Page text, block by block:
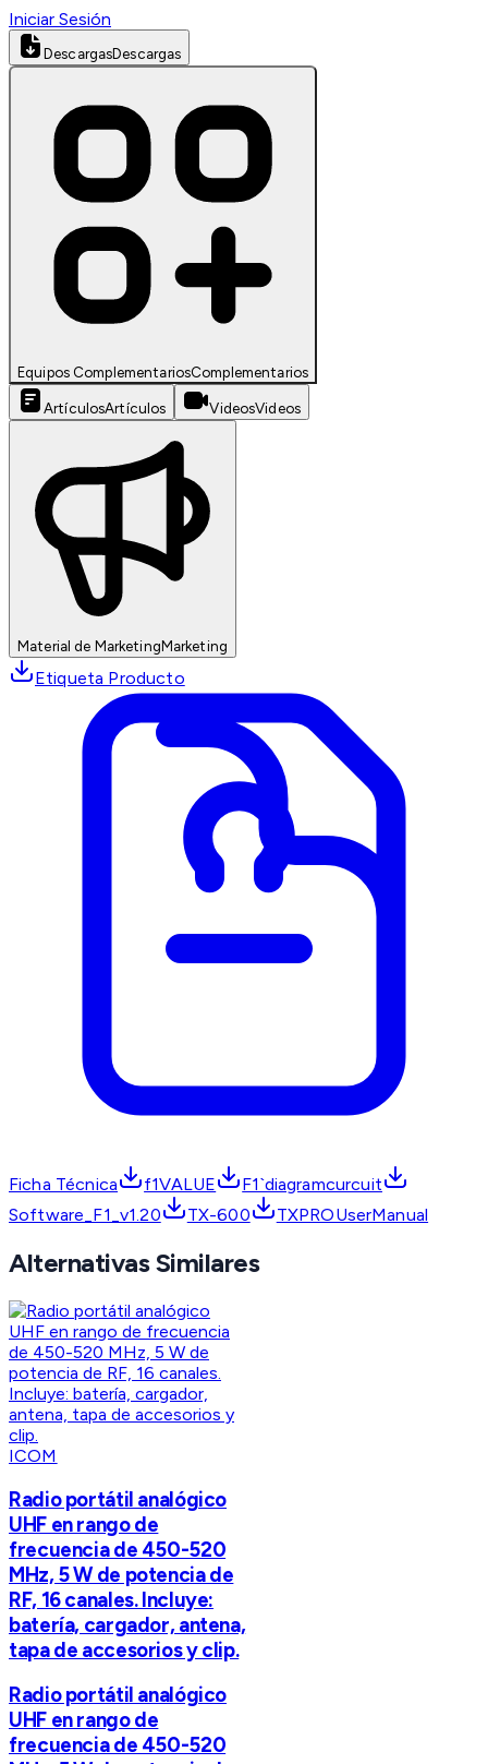
Iniciar Sesión
DescargasDescargas
Equipos ComplementariosComplementarios
ArtículosArtículos VideosVideos
Material de MarketingMarketing
Etiqueta Producto
Ficha Técnica f1VALUE
F1`diagramcurcuit
Software_F1_v1.20
TX-600 TXPROUserManual
Alternativas Similares
ICOM
Radio portátil analógico
UHF en rango de
frecuencia de 450-520
MHz, 5 W de potencia de
RF, 16 canales. Incluye:
batería, cargador, antena,
tapa de accesorios y clip.
Radio portátil analógico
UHF en rango de
frecuencia de 450-520